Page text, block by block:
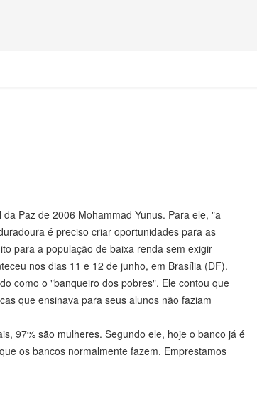
Paz de 2006 Mohammad Yunus. Para ele, "a
é preciso criar oportunidades para as
para a população de baixa renda sem exigir
nos dias 11 e 12 de junho, em Brasília (DF).
como o "banqueiro dos pobres". Ele contou que
que ensinava para seus alunos não faziam
97% são mulheres. Segundo ele, hoje o banco já é
os bancos normalmente fazem. Emprestamos